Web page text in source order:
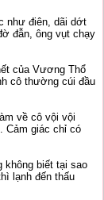
như điên, dãi dớt
đẫn, ông vụt chạy
của Vương Thổ
cô thường cúi đầu
về cô vội vội
Cảm giác chỉ có
không biết tại sao
lạnh đến thấu